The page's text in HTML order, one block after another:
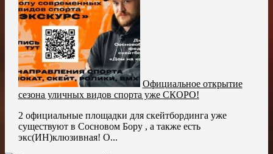
Официальное открытие
сезона уличных видов спорта уже СКОРО!
2 официальные площадки для скейтбординга уже
существуют в Сосновом Бору , а также есть
экс(ИН)клюзивная! О...